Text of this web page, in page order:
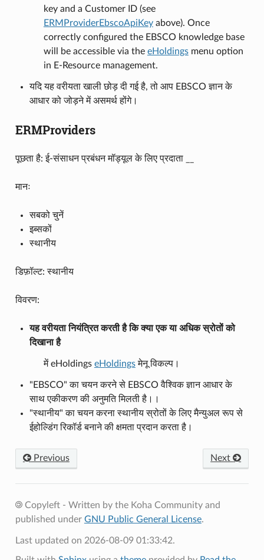
key and a Customer ID (see
ERMProviderEbscoApiKeyabove). Once
correctly configured the EBSCO knowledge base
will be accessible via the eHoldingsmenu option
in E-Resource management.
यदि यह वरीयता खाली छोड़ दी गई है, तो आप EBSCO ज्ञान के
आधार को जोड़ने में असमर्थ होंगे।
ERMProviders
पूछता है: ई-संसाधन प्रबंधन मॉड्यूल के लिए प्रदाता __
मानः
सबको चुनें
इब्सकों
स्थानीय
डिफ़ॉल्ट: स्थानीय
विवरण:
यह वरीयता नियंत्रित करती है कि क्या एक या अधिक स्रोतों को
दिखाना है
में eHoldings eHoldingsमेनू विकल्प।
"EBSCO" का चयन करने से EBSCO वैश्विक ज्ञान आधार के
साथ एकीकरण की अनुमति मिलती है।।
"स्थानीय" का चयन करना स्थानीय स्रोतों के लिए मैन्युअल रूप से
ईहोल्डिंग रिकॉर्ड बनाने की क्षमता प्रदान करता है।
Previous Next
Copyleft - Written by the Koha Community and
published under GNU Public General License.
Last updated on 2026-08-09 01:33:42.